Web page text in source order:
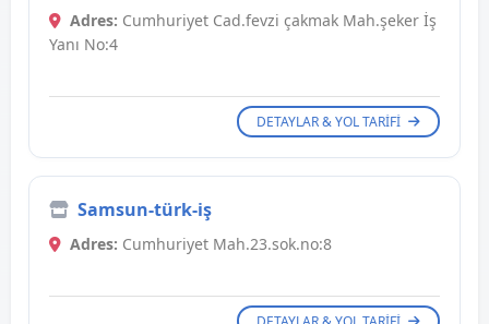
Adres: Cumhuriyet Cad.fevzi çakmak Mah.şeker İş
Yanı No:4
DETAYLAR & YOL TARIFI
Samsun-türk-iş
Adres: Cumhuriyet Mah.23.sok.no:8